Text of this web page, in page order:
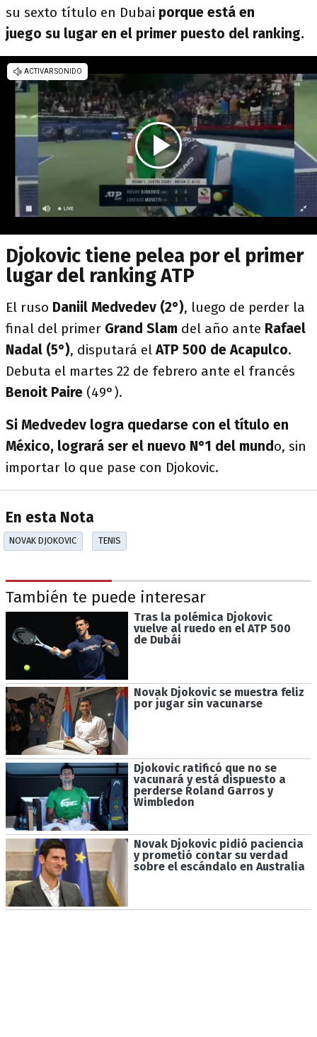
su sexto título en Dubai porque está en
juego su lugar en el primer puesto del ranking.
Djokovic tiene pelea por el primer
lugar del ranking ATP
El ruso Daniil Medvedev (2°), luego de perder la
final del primer Grand Slam del año ante Rafael
Nadal (5°), disputará elATP 500 de Acapulco.
Debuta el martes 22 de febrero ante el francés
Benoit Paire (49°).
Si Medvedev logra quedarse con el título en
México, logrará ser el nuevo N°1 del mundo, sin
importar lo que pase con Djokovic.
En esta Nota
NOVAK DJOKOVIC TENIS
También te puede interesar
Tras la polémica Djokovic
vuelve al ruedo en el ATP 500
de Dubái
Novak Djokovic se muestra feliz
por jugar sin vacunarse
Djokovic ratificó que no se
vacunará y está dispuesto a
perderse Roland Garros y
Wimbledon
Novak Djokovic pidió paciencia
y prometió contar su verdad
sobre el escándalo en Australia